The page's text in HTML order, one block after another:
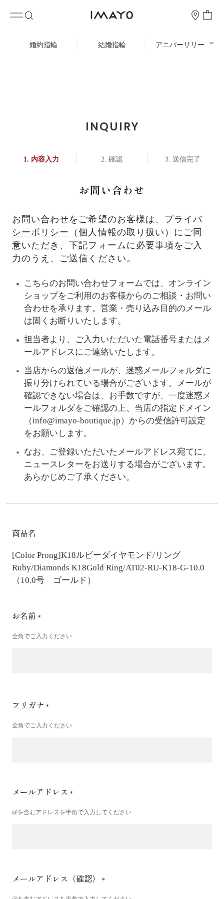
婚約指輪 結婚指輪 アニバーサリー
INQUIRY
内容入力 確認 送信完了
お問い合わせ
お問い合わせをご希望のお客様は、 プライバ
シーポリシー
（個人情報の取り扱い）にご同
意いただき、下記フォームに必要事項をご入
力のうえ、ご送信ください。
こちらのお問い合わせフォームでは、オンライン
ショップをご利用のお客様からのご相談・お問い
合わせを承ります。営業・売り込み目的のメール
は固くお断りいたします。
担当者より、ご入力いただいた電話番号またはメ
ールアドレスにご連絡いたします。
当店からの返信メールが、迷惑メールフォルダに
振り分けられている場合がございます。メールが
確認できない場合は、お手数ですが、一度迷惑メ
ールフォルダをご確認の上、当店の指定ドメイン
（info@imayo-boutique.jp）からの受信許可設定
をお願いします。
なお、ご登録いただいたメールアドレス宛てに、
ニュースレターをお送りする場合がございます。
あらかじめご了承ください。
商品名
[Color Prong]K18ルビーダイヤモンド/リング
Ruby/Diamonds K18Gold Ring/AT02-RU-K18-G-10.0
（10.0号 ゴールド）
お名前
全角でご入力ください
フリガナ
全角でご入力ください
メールアドレス
@を含むアドレスを半角で入力してください
メールアドレス（確認）